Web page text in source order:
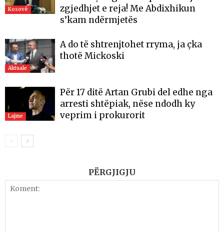
Kosovë
zgjedhjet e reja! Me Abdixhikun
s’kam ndërmjetës
Aktuale
A do të shtrenjtohet rryma, ja çka
thotë Mickoski
Lajme
Për 17 ditë Artan Grubi del edhe nga
arresti shtëpiak, nëse ndodh ky
veprim i prokurorit
PËRGJIGJU